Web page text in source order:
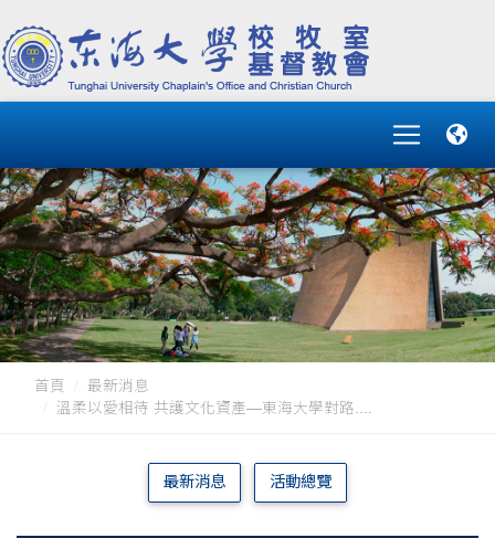
首頁
最新消息
溫柔以愛相待 共護文化資產—東海大學對路....
最新消息 活動總覽